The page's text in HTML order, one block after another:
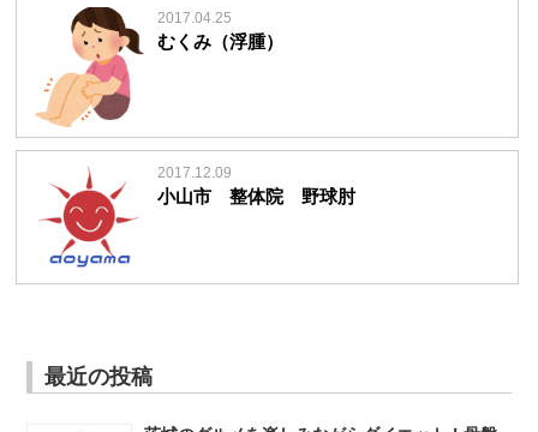
2017.04.25
むくみ（浮腫）
2017.12.09
小山市 整体院 野球肘
最近の投稿